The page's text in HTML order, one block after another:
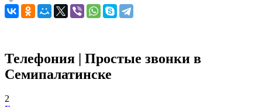
Телефония | Простые звонки в
Семипалатинске
2